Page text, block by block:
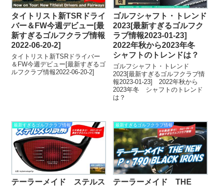
タイトリスト新TSRドライ
バー＆FW今週デビュー[最
新すぎるゴルフクラブ情報
2022-06-20-2]
タイトリスト新TSRドライバー
＆FW今週デビュー[最新すぎるゴ
ルフクラブ情報2022-06-20-2]
ゴルフシャフト・トレンド
2023[最新すぎるゴルフク
ラブ情報2023-01-23]
2022年秋から2023年冬
シャフトのトレンドは？
ゴルフシャフト・トレンド
2023[最新すぎるゴルフクラブ情
報2023-01-23] 2022年秋から
2023年冬 シャフトのトレンド
は？
最新すぎるゴルフクラブ情報
テーラーメイド ステルス
最新すぎるゴルフクラブ情報
テーラーメイド THE